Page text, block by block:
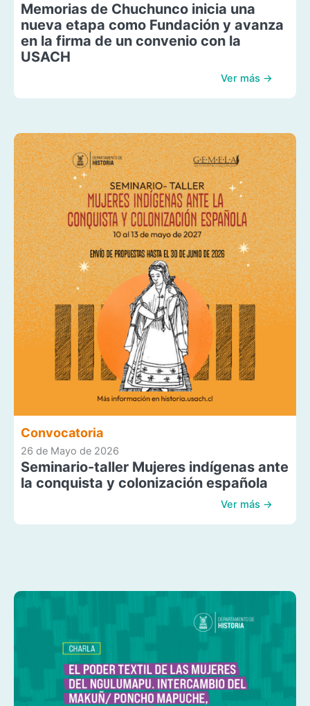
Memorias de Chuchunco inicia una
nueva etapa como Fundación y avanza
en la firma de un convenio con la
USACH
Ver más →
Convocatoria
26 de Mayo de 2026
Seminario-taller Mujeres indígenas ante
la conquista y colonización española
Ver más →